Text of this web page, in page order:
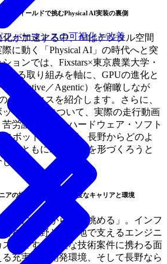
ォーマンスの可視化と改善
のフィールドで挑むPhysical AI実装の裏側
が加速する中、AIはデジタル空間
に動く「Physical AI」の時代へと突
ョンでは、Fixstars×東京農業大学・
よる取り組みを軸に、GPUの進化と
Generative／Agentic）を俯瞰しなが
トピックスを紹介します。さらに、
トのPoCについて、実際の走行動画
労話を交え、ハードウェア・ソフト
ボットの連携が、長野からどのよ
とともにAIの未来を形づくろうと
します。
アの挑戦：地方で築く高度なキャリアと環境
地方にいながらでも挑める」。インフ
を、長野という地で支えるエンジニ
します。高度な技術案件に携わる面
充実した開発環境、そして長野なら